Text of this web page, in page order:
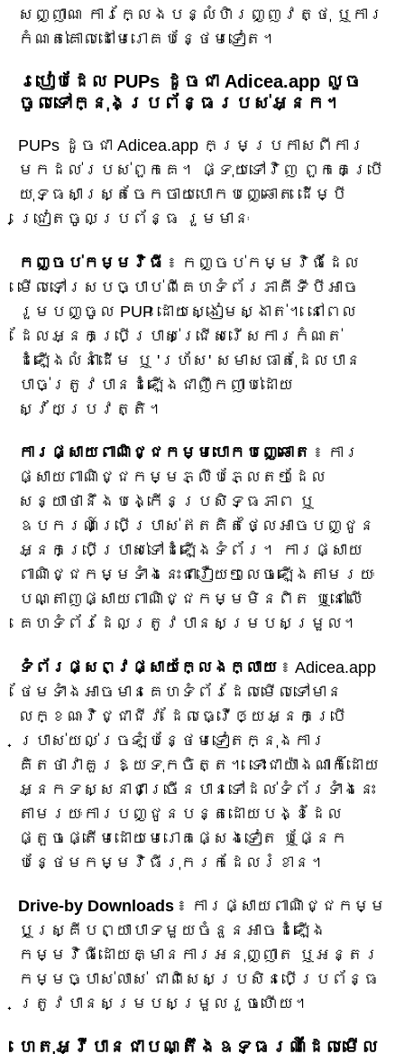
សញ្ញាណ ការក្លែងបន្លំហិរញ្ញវត្ថុ ឬការ
កំណត់គោលដៅមេរោគបន្ថែមទៀត។
របៀបដែល PUPs ដូចជា Adicea.app លួច
ចូលទៅក្នុងប្រព័ន្ធរបស់អ្នក។
PUPs ដូចជា Adicea.app កម្រប្រកាសពីការ
មកដល់របស់ពួកគេ។ ផ្ទុយទៅវិញ ពួកគេប្រើ
យុទ្ធសាស្រ្តចែកចាយបោកបញ្ឆោត ដើម្បី
ជ្រៀតចូលប្រព័ន្ធ រួមមានៈ
កញ្ចប់កម្មវិធី ៖ កញ្ចប់កម្មវិធីដែល
មើលទៅស្របច្បាប់ពីគេហទំព័រភាគីទីបីអាច
រួមបញ្ចូល PUP ដោយស្ងៀមស្ងាត់។ នៅពេល
ដែលអ្នកប្រើប្រាស់ជ្រើសរើសការកំណត់
ដំឡើងលំនាំដើម ឬ 'រហ័ស' សមាសធាតុដែលបាន
បាច់ត្រូវបានដំឡើងជាញឹកញាប់ដោយ
ស្វ័យប្រវត្តិ។
ការផ្សាយពាណិជ្ជកម្មបោកបញ្ឆោត ៖ ការ
ផ្សាយពាណិជ្ជកម្មភ្លឹបភ្លែតៗដែល
សន្យាថានឹងបង្កើនប្រសិទ្ធភាព ឬ
ឧបករណ៍ប្រើប្រាស់ឥតគិតថ្លៃអាចបញ្ជូន
អ្នកប្រើប្រាស់ទៅដំឡើងទំព័រ។ ការផ្សាយ
ពាណិជ្ជកម្មទាំងនេះជារឿយៗលេចឡើងតាមរយៈ
បណ្តាញផ្សាយពាណិជ្ជកម្មមិនពិត ឬនៅលើ
គេហទំព័រដែលត្រូវបានសម្របសម្រួល។
ទំព័រផ្សព្វផ្សាយក្លែងក្លាយ ៖ Adicea.app
ថែមទាំងអាចមានគេហទំព័រដែលមើលទៅមាន
លក្ខណៈវិជ្ជាជីវៈ ដែលធ្វើឲ្យអ្នកប្រើ
ប្រាស់យល់ច្រឡំបន្ថែមទៀតក្នុងការ
គិតថាវាគួរឱ្យទុកចិត្ត។ ទោះជាយ៉ាងណាក៏ដោយ
អ្នកទស្សនាជាច្រើនបានទៅដល់ទំព័រទាំងនេះ
តាមរយៈការបញ្ជូនបន្តដោយបង្ខំដែល
ផ្តួចផ្តើមដោយមេរោគផ្សេងទៀត ឬផ្នែក
បន្ថែមកម្មវិធីរុករកដែលរំខាន។
Drive-by Downloads ៖ ការផ្សាយពាណិជ្ជកម្ម
ឬស្គ្រីបព្យាបាទមួយចំនួនអាចដំឡើង
កម្មវិធីដោយគ្មានការអនុញ្ញាត ឬអន្តរ
កម្មច្បាស់លាស់ ជាពិសេសប្រសិនបើប្រព័ន្ធ
ត្រូវបានសម្របសម្រួលរួចហើយ។
ហេតុ​អ្វី​បាន​ជា​បណ្តឹង​ឧទ្ធរណ៍​ដែល​មើល